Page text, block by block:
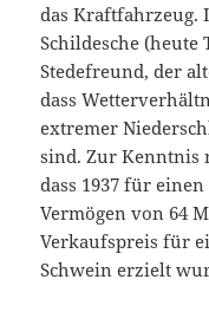
das Kraftfahrzeug.
Schildesche
Stedefreund, der
dass
extremer
sind. Zur Kenntnis
dass 1937 für
Vermögen von 64
Verkaufspreis für
Schwein erzielt